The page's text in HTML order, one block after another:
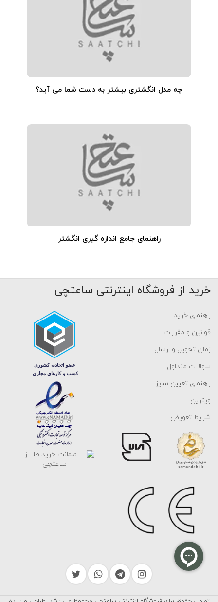
چه مدل انگشتری بیشتر به دست شما می آید؟
راهنمای جامع اندازه گیری انگشتر
خرید از فروشگاه اینترنتی ساعتچی
راهنمای خرید
قوانین و مقررات
زمان تحویل و ارسال
سوالات متداول
راهنمای تعیین سایز
ویترین
شرایط تعویض